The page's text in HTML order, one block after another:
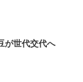
が世代交代へ